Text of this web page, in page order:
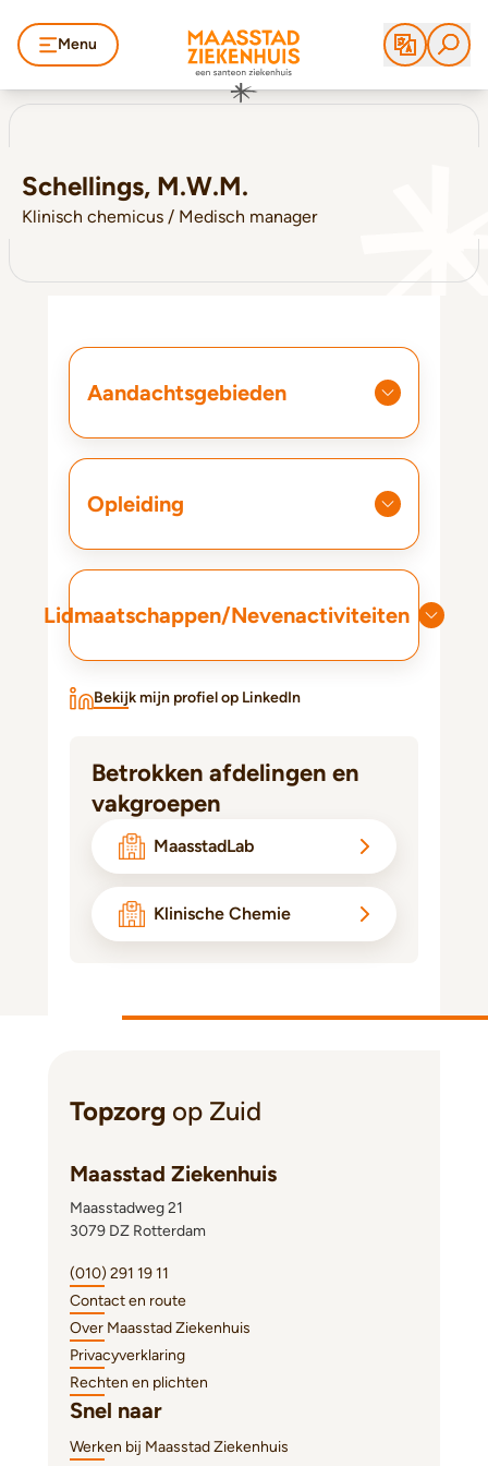
Menu
Schellings, M.W.M.
Klinisch chemicus / Medisch manager
Aandachtsgebieden
Opleiding
Lidmaatschappen/Nevenactiviteiten
Bekijk mijn profiel op LinkedIn
Betrokken afdelingen en
vakgroepen
MaasstadLab
Klinische Chemie
Topzorg op Zuid
Maasstad Ziekenhuis
Maasstadweg 21
3079 DZ Rotterdam
(010) 291 19 11
Contact en route
Over Maasstad Ziekenhuis
Privacyverklaring
Rechten en plichten
Snel naar
Werken bij Maasstad Ziekenhuis